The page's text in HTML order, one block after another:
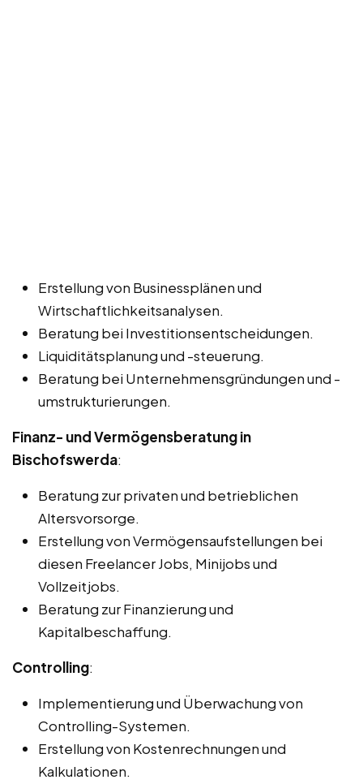
Erstellung von Businessplänen und
Wirtschaftlichkeitsanalysen.
Beratung bei Investitionsentscheidungen.
Liquiditätsplanung und -steuerung.
Beratung bei Unternehmensgründungen und -
umstrukturierungen.
Finanz- und Vermögensberatung in
Bischofswerda:
Beratung zur privaten und betrieblichen
Altersvorsorge.
Erstellung von Vermögensaufstellungen bei
diesen Freelancer Jobs, Minijobs und
Vollzeitjobs.
Beratung zur Finanzierung und
Kapitalbeschaffung.
Controlling:
Implementierung und Überwachung von
Controlling-Systemen.
Erstellung von Kostenrechnungen und
Kalkulationen.